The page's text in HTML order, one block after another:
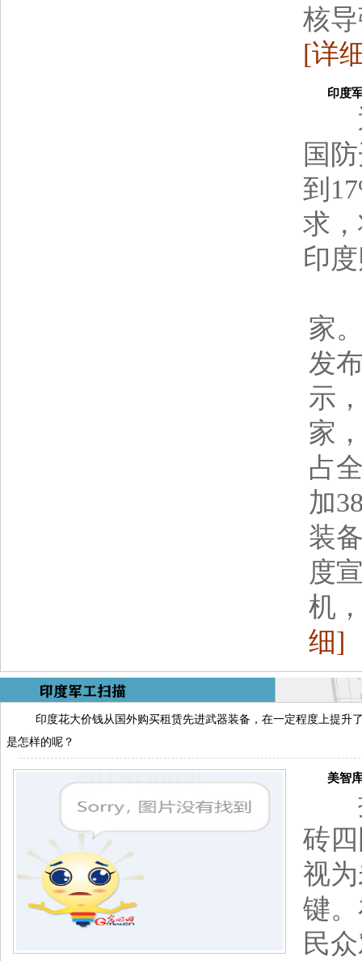
核
[详
印度军
近
国
到
求
印
家
发
示
家
占
加
装
度
机
细]
印度花大价钱从国外购买租赁先进武器装备，在一定程度上提
是怎样的呢？
美智库
据
砖
视
键
民